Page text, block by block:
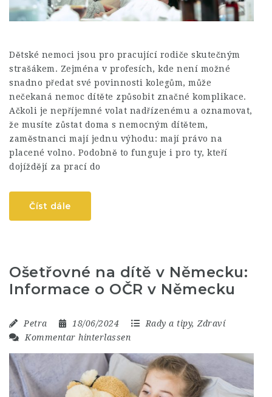
Dětské nemoci jsou pro pracující rodiče skutečným
strašákem. Zejména v profesích, kde není možné
snadno předat své povinnosti kolegům, může
nečekaná nemoc dítěte způsobit značné komplikace.
Ačkoli je nepříjemné volat nadřízenému a oznamovat,
že musíte zůstat doma s nemocným dítětem,
zaměstnanci mají jednu výhodu: mají právo na
placené volno. Podobně to funguje i pro ty, kteří
dojíždějí za prací do
Číst dále
Ošetřovné na dítě v Německu:
Informace o OČR v Německu
Petra 18/06/2024 Rady a tipy, Zdraví
Kommentar hinterlassen